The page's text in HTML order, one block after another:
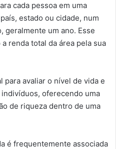
cada pessoa em uma
estado ou cidade, num
geralmente um ano. Esse
renda total da área pela sua
para avaliar o nível de vida e
oferecendo uma
de riqueza dentro de uma
é frequentemente associada